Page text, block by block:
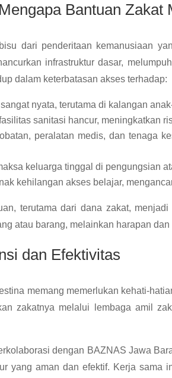
Bantuan Zakat
dari penderitaan kemanusiaan
infrastruktur dasar,
dalam keterbatasan akses terhadap:
nyata, terutama di kalangan
sanitasi hancur, meningkatkan
peralatan medis, dan tenaga
keluarga tinggal di pengungsian
kehilangan akses belajar,
terutama dari dana zakat, menjadi
atau barang, melainkan harapan
dan Efektivitas
memang memerlukan kehati-
zakatnya melalui lembaga amil
dengan BAZNAS Jawa
yang aman dan efektif. Kerja sama